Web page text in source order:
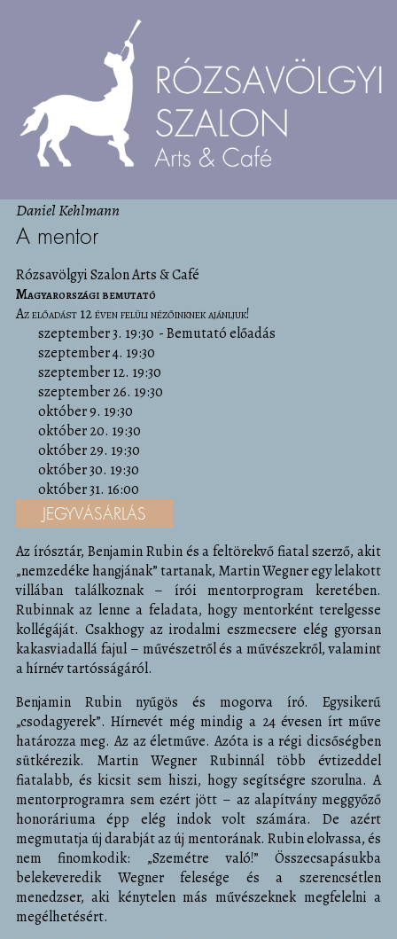
Daniel Kehlmann
A mentor
Rózsavölgyi Szalon Arts & Café
Magyarországi bemutató
Az előadást 12 éven felüli nézőinknek ajánljuk!
szeptember 3. 19:30
Bemutató előadás
szeptember 4. 19:30
szeptember 12. 19:30
szeptember 26. 19:30
október 9. 19:30
október 20. 19:30
október 29. 19:30
október 30. 19:30
október 31. 16:00
JEGYVÁSÁRLÁS
Az írósztár, Benjamin Rubin és a feltörekvő fiatal szerző, akit
„nemzedéke hangjának” tartanak, Martin Wegner egy lelakott
villában találkoznak – írói mentorprogram keretében.
Rubinnak az lenne a feladata, hogy mentorként terelgesse
kollégáját. Csakhogy az irodalmi eszmecsere elég gyorsan
kakasviadallá fajul – művészetről és a művészekről, valamint
a hírnév tartósságáról.
Benjamin Rubin nyűgös és mogorva író. Egysikerű
„csodagyerek”. Hírnevét még mindig a 24 évesen írt műve
határozza meg. Az az életműve. Azóta is a régi dicsőségben
sütkérezik. Martin Wegner Rubinnál több évtizeddel
fiatalabb, és kicsit sem hiszi, hogy segítségre szorulna. A
mentorprogramra sem ezért jött – az alapítvány meggyőző
honoráriuma épp elég indok volt számára. De azért
megmutatja új darabját az új mentorának. Rubin elolvassa, és
nem finomkodik: „Szemétre való!” Összecsapásukba
belekeveredik Wegner felesége és a szerencsétlen
menedzser, aki kénytelen más művészeknek megfelelni a
megélhetésért.